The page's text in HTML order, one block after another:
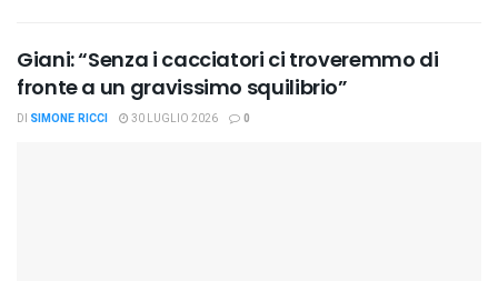
Giani: “Senza i cacciatori ci troveremmo di
fronte a un gravissimo squilibrio”
DI SIMONE RICCI 30 LUGLIO 2026 0